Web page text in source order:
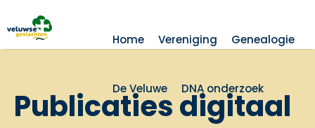
Home Vereniging Genealogie
De Veluwe DNA onderzoek
Publicaties digitaal